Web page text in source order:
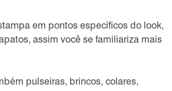
em pontos específicos do look,
assim você se familiariza mais
pulseiras, brincos, colares,